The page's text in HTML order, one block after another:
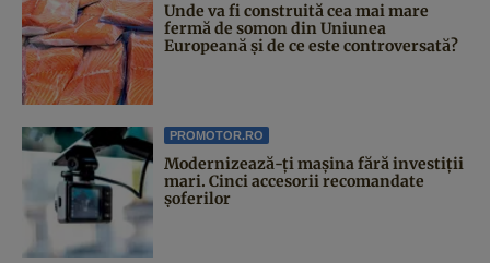
Unde va fi construită cea mai mare
fermă de somon din Uniunea
Europeană și de ce este controversată?
PROMOTOR.RO
Modernizează-ți mașina fără investiții
mari. Cinci accesorii recomandate
șoferilor